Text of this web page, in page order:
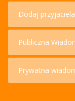
Dodaj przyjaciela
Publiczna
Prywatna